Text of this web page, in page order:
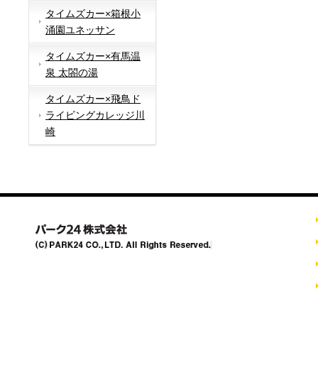
タイムズカー×箱根小
涌園ユネッサン
タイムズカー×有馬温
泉 太閤の湯
タイムズカー×飛鳥ド
ライビングカレッジ川
崎